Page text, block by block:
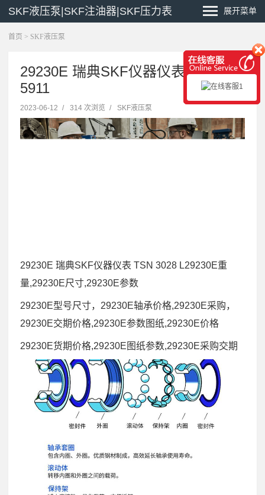
SKF液压泵|SKF注油器|SKF压力表 展开菜单
首页 > SKF液压泵
29230E 瑞典SKF仪器仪表 NKIA
5911
2023-06-12 / 314 次浏览 / SKF液压泵
29230E 瑞典SKF仪器仪表 TSN 3028 L29230E重
量,29230E尺寸,29230E参数
29230E型号尺寸，29230E轴承价格,29230E采购，
29230E交期价格,29230E参数图纸,29230E价格
29230E货期价格,29230E图纸参数,29230E采购交期